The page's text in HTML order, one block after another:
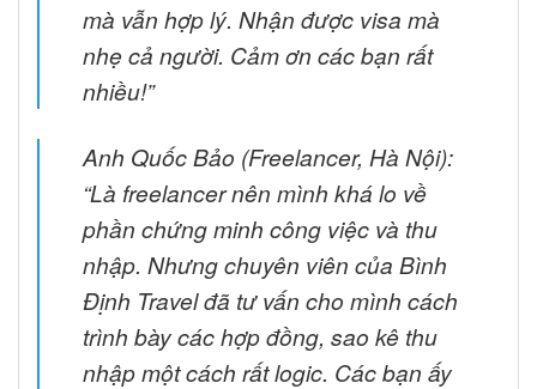
mà vẫn hợp lý. Nhận được visa mà
nhẹ cả người. Cảm ơn các bạn rất
nhiều!”
Anh Quốc Bảo (Freelancer, Hà Nội):
“Là freelancer nên mình khá lo về
phần chứng minh công việc và thu
nhập. Nhưng chuyên viên của Bình
Định Travel đã tư vấn cho mình cách
trình bày các hợp đồng, sao kê thu
nhập một cách rất logic. Các bạn ấy